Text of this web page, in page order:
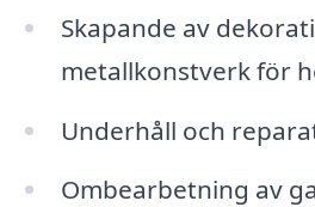
Skapande av
metallkonstverk för
Underhåll och
Ombearbetning av